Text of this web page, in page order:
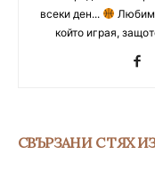
всеки ден...
Любим
който играя,
СВЪРЗАНИ С ТЯХ